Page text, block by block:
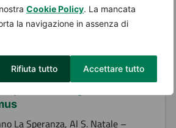
Cookie Policy. La mancata
la navigazione in assenza di
Rifiuta tutto Accettare tutto
- 16:00 al 18 Gennaio 2026 -
La Speranza, Al S. Natale –